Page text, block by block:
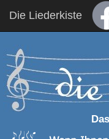
Die Liederkiste